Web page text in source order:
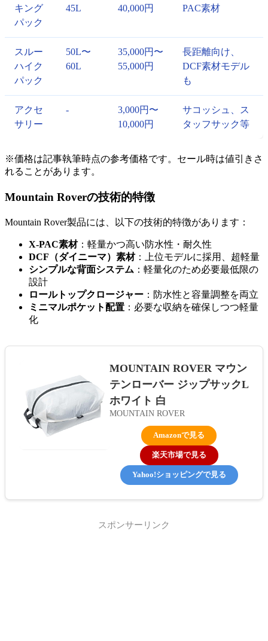
キング
パック
45L
40,000円
PAC素材
スルー
ハイク
パック
50L〜
60L
35,000円〜
55,000円
長距離向け、
DCF素材モデル
も
アクセ
サリー
-
3,000円〜
10,000円
サコッシュ、ス
タッフサック等
※価格は記事執筆時点の参考価格です。セール時は値引きさ
れることがあります。
Mountain Roverの技術的特徴
Mountain Rover製品には、以下の技術的特徴があります：
X-PAC素材：軽量かつ高い防水性・耐久性
DCF（ダイニーマ）素材：上位モデルに採用、超軽量
シンプルな背面システム ：軽量化のため必要最低限の
設計
ロールトップクロージャー ：防水性と容量調整を両立
ミニマルポケット配置 ：必要な収納を確保しつつ軽量
化
MOUNTAIN ROVER マウン
テンローバー ジップサックL
ホワイト 白
MOUNTAIN ROVER
Amazonで見る
楽天市場で見る
Yahoo!ショッピングで見る
スポンサーリンク